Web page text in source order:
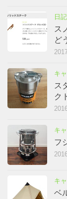
日記
ス
ど
キ
ス
ク
キ
フ
キ
ベ